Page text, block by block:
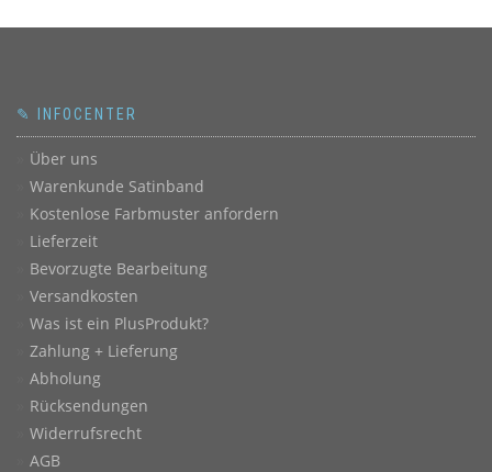
✎ INFOCENTER
Über uns
Warenkunde Satinband
Kostenlose Farbmuster anfordern
Lieferzeit
Bevorzugte Bearbeitung
Versandkosten
Was ist ein PlusProdukt?
Zahlung + Lieferung
Abholung
Rücksendungen
Widerrufsrecht
AGB